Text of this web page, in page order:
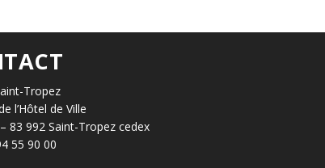
Tropez
l’Hôtel de Ville
83 992 Saint-Tropez cedex
55 90 00